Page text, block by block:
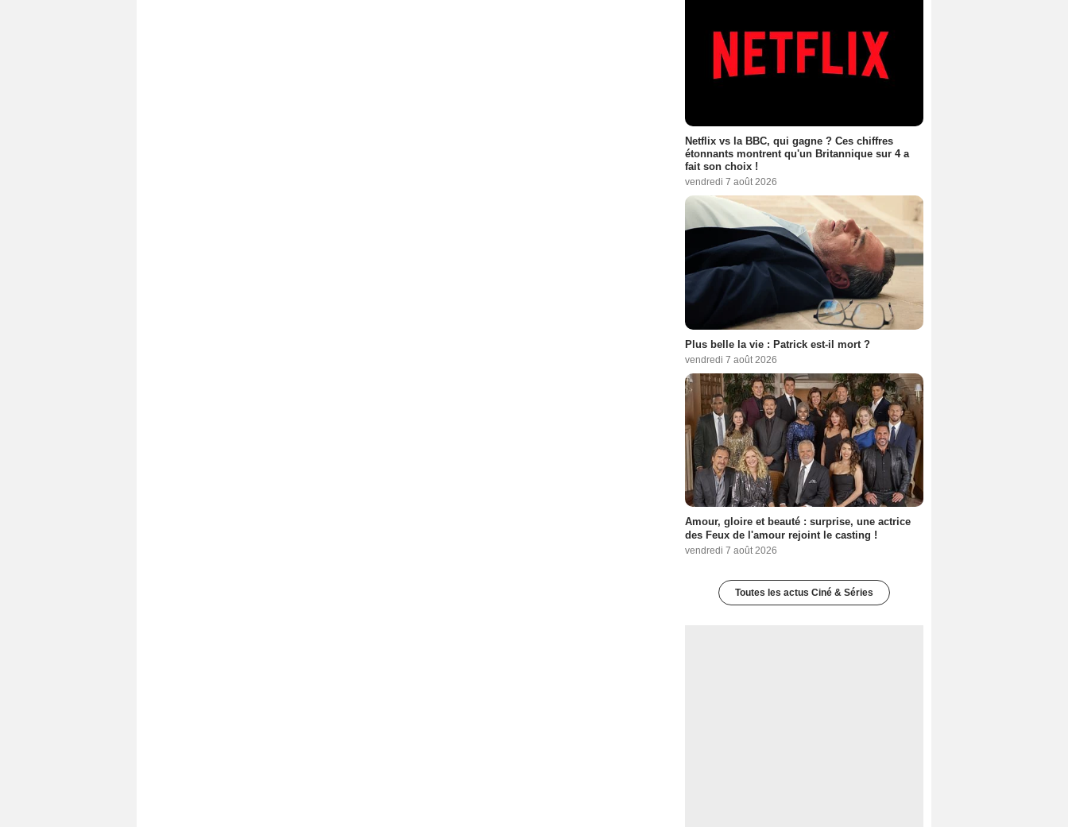
Netflix vs la BBC, qui gagne ? Ces chiffres
étonnants montrent qu'un Britannique sur 4 a
fait son choix !
vendredi 7 août 2026
Plus belle la vie : Patrick est-il mort ?
vendredi 7 août 2026
Amour, gloire et beauté : surprise, une actrice
des Feux de l'amour rejoint le casting !
vendredi 7 août 2026
Toutes les actus Ciné & Séries